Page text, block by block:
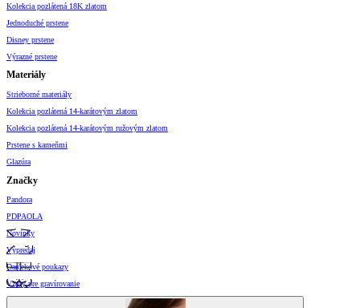
Kolekcia pozlátená 18K zlatom
Jednoduché prstene
Disney prstene
Výrazné prstene
Materiály
Strieborné materiály
Kolekcia pozlátená 14-karátovým zlatom
Kolekcia pozlátená 14-karátovým ružovým zlatom
Prstene s kameňmi
Glazúra
Značky
Pandora
PDPAOLA
Novinky
Výpredaj
Darčekové poukazy
Vzory pre gravírovanie